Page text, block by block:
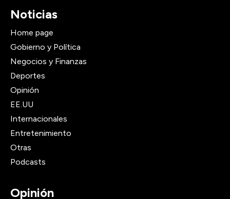
Noticias
Home page
Gobierno y Política
Negocios y Finanzas
Deportes
Opinión
EE.UU
Internacionales
Entretenimiento
Otras
Podcasts
Opinión